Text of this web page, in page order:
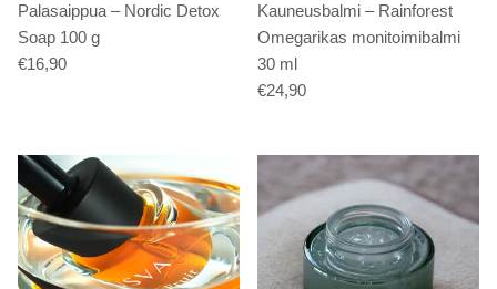
Palasaippua – Nordic Detox
Soap 100 g
€16,90
Kauneusbalmi – Rainforest
Omegarikas monitoimibalmi
30 ml
€24,90